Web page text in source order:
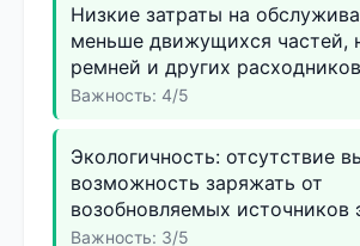
Низкие затраты на
меньше движущихся частей,
ремней и других
Важность: 4/5
Экологичность: отсутствие
возможность заряжать от
возобновляемых источников
Важность: 3/5